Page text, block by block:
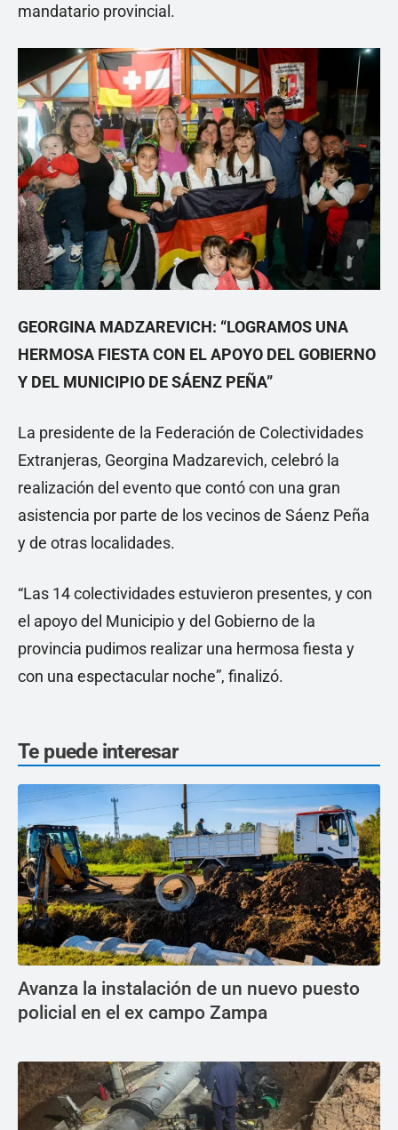
mandatario provincial.
GEORGINA MADZAREVICH: “LOGRAMOS UNA
HERMOSA FIESTA CON EL APOYO DEL GOBIERNO
Y DEL MUNICIPIO DE SÁENZ PEÑA”
La presidente de la Federación de Colectividades
Extranjeras, Georgina Madzarevich, celebró la
realización del evento que contó con una gran
asistencia por parte de los vecinos de Sáenz Peña
y de otras localidades.
“Las 14 colectividades estuvieron presentes, y con
el apoyo del Municipio y del Gobierno de la
provincia pudimos realizar una hermosa fiesta y
con una espectacular noche”, finalizó.
Te puede interesar
Avanza la instalación de un nuevo puesto
policial en el ex campo Zampa